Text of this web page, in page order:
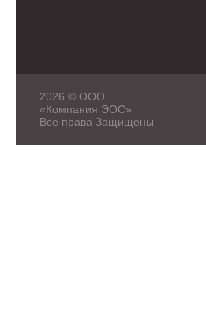
2026 © ООО
«Компания ЭОС»
Все права Защищены